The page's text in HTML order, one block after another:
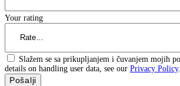
Your rating
Slažem se sa prikupljanjem i čuvanjem mojih
details on handling user data, see our Privacy Policy.